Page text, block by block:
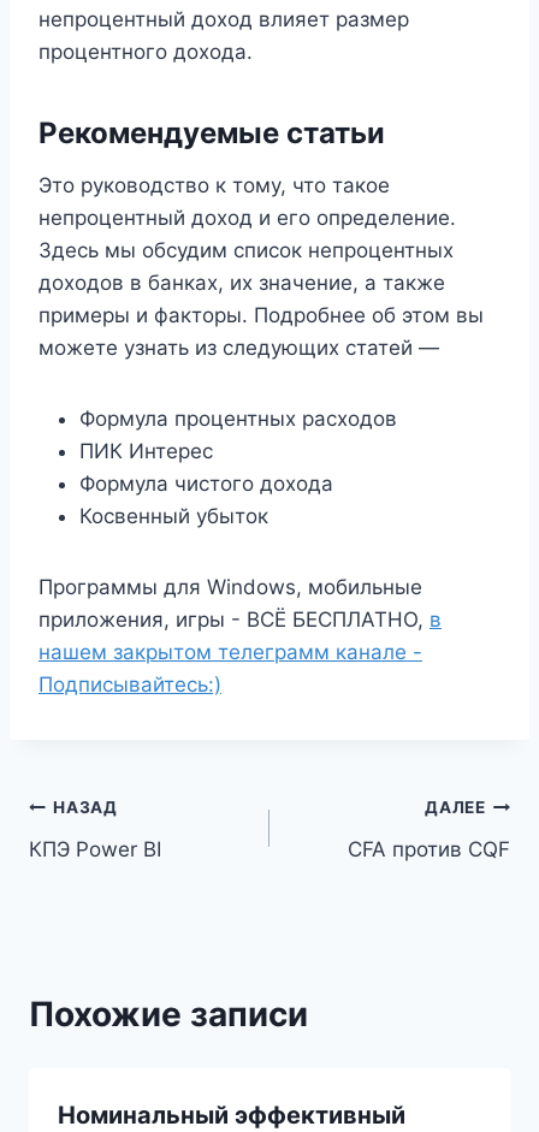
непроцентный доход влияет размер
процентного дохода.
Рекомендуемые статьи
Это руководство к тому, что такое
непроцентный доход и его определение.
Здесь мы обсудим список непроцентных
доходов в банках, их значение, а также
примеры и факторы. Подробнее об этом вы
можете узнать из следующих статей —
Формула процентных расходов
ПИК Интерес
Формула чистого дохода
Косвенный убыток
Программы для Windows, мобильные
приложения, игры - ВСЁ БЕСПЛАТНО, в
нашем закрытом телеграмм канале -
Подписывайтесь:)
Навигация
по
НАЗАД
КПЭ Power BI
ДАЛЕЕ
CFA против CQF
Похожие записи
Номинальный эффективный